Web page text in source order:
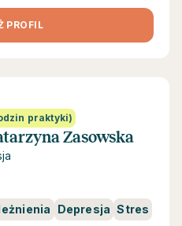
PROFIL
praktyki)
Zasowska
Depresja Stres